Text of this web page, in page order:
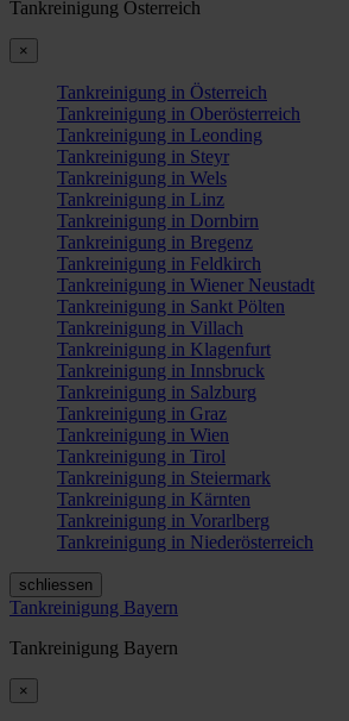
Tankreinigung Österreich
×
Tankreinigung in Österreich
Tankreinigung in Oberösterreich
Tankreinigung in Leonding
Tankreinigung in Steyr
Tankreinigung in Wels
Tankreinigung in Linz
Tankreinigung in Dornbirn
Tankreinigung in Bregenz
Tankreinigung in Feldkirch
Tankreinigung in Wiener Neustadt
Tankreinigung in Sankt Pölten
Tankreinigung in Villach
Tankreinigung in Klagenfurt
Tankreinigung in Innsbruck
Tankreinigung in Salzburg
Tankreinigung in Graz
Tankreinigung in Wien
Tankreinigung in Tirol
Tankreinigung in Steiermark
Tankreinigung in Kärnten
Tankreinigung in Vorarlberg
Tankreinigung in Niederösterreich
schliessen
Tankreinigung Bayern
Tankreinigung Bayern
×